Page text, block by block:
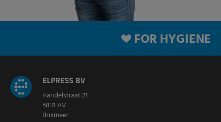
FOR HYGIENE
ELPRESS BV
Handelstraat 21
5831 AV
Boxmeer